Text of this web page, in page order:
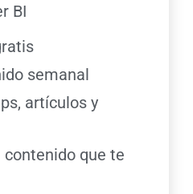
BI
semanal
artículos y
contenido que te